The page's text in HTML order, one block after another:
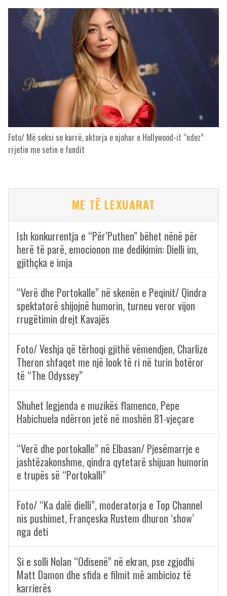
Foto/ Më seksi se kurrë, aktorja e njohur e Hollywood-it “ndez”
rrjetin me setin e fundit
ME TË LEXUARAT
Ish konkurrentja e “Për’Puthen” bëhet nënë për
herë të parë, emocionon me dedikimin: Dielli im,
gjithçka e imja
“Verë dhe Portokalle” në skenën e Peqinit/ Qindra
spektatorë shijojnë humorin, turneu veror vijon
rrugëtimin drejt Kavajës
Foto/ Veshja që tërhoqi gjithë vëmendjen, Charlize
Theron shfaqet me një look të ri në turin botëror
të “The Odyssey”
Shuhet legjenda e muzikës flamenco, Pepe
Habichuela ndërron jetë në moshën 81-vjeçare
“Verë dhe portokalle” në Elbasan/ Pjesëmarrje e
jashtëzakonshme, qindra qytetarë shijuan humorin
e trupës së “Portokalli”
Foto/ “Ka dalë dielli”, moderatorja e Top Channel
nis pushimet, Françeska Rustem dhuron ‘show’
nga deti
Si e solli Nolan “Odisenë” në ekran, pse zgjodhi
Matt Damon dhe sfida e filmit më ambicioz të
karrierës